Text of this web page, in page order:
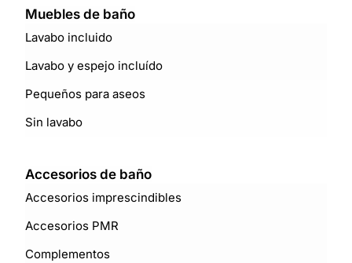
Muebles de baño
Lavabo incluido
Lavabo y espejo incluído
Pequeños para aseos
Sin lavabo
Accesorios de baño
Accesorios imprescindibles
Accesorios PMR
Complementos